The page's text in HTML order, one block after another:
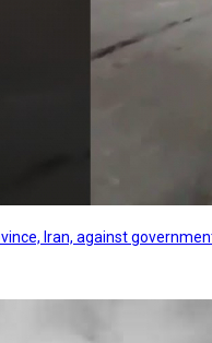
Iran, against